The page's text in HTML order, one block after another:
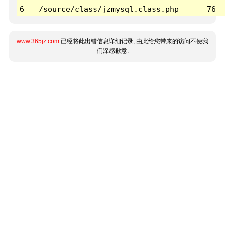
6
/source/class/jzmysql.class.php 76
www.365jz.com 已经将此出错信息详细记录, 由此给您带来的访问不便我
们深感歉意.